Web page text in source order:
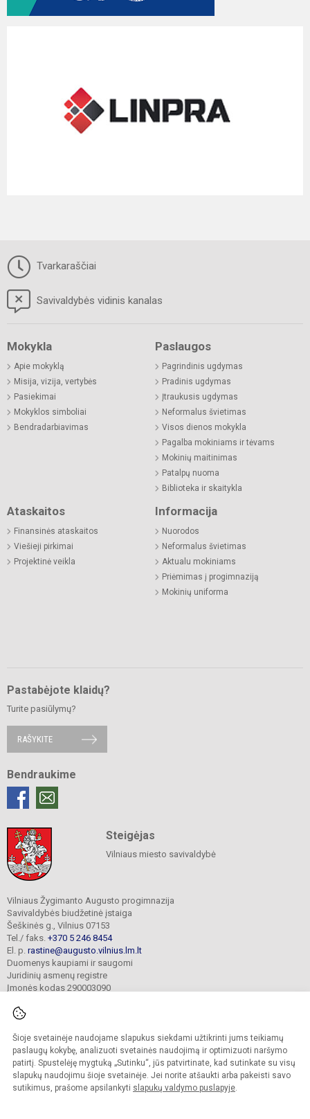
Šioje svetainėje naudojame slapukus siekdami užtikrinti jums teikiamų
paslaugų kokybę, analizuoti svetainės naudojimą ir optimizuoti naršymo
patirtį. Spustelėję mygtuką „Sutinku“, jūs patvirtinate, kad sutinkate su visų
slapukų naudojimu šioje svetainėje. Jei norite atšaukti arba pakeisti savo
sutikimus, prašome apsilankyti slapukų valdymo puslapyje.
Tvarkaraščiai
Savivaldybės vidinis kanalas
Mokykla
Apie mokyklą
Misija, vizija, vertybės
Pasiekimai
Mokyklos simboliai
Bendradarbiavimas
Paslaugos
Pagrindinis ugdymas
Pradinis ugdymas
Įtraukusis ugdymas
Neformalus švietimas
Visos dienos mokykla
Pagalba mokiniams ir tėvams
Mokinių maitinimas
Patalpų nuoma
Biblioteka ir skaitykla
Ataskaitos
Finansinės ataskaitos
Viešieji pirkimai
Projektinė veikla
Informacija
Nuorodos
Neformalus švietimas
Aktualu mokiniams
Priėmimas į progimnaziją
Mokinių uniforma
Pastabėjote klaidų?
Turite pasiūlymų?
RAŠYKITE
Bendraukime
Steigėjas
Vilniaus miesto savivaldybė
Vilniaus Žygimanto Augusto progimnazija
Savivaldybės biudžetinė įstaiga
Šeškinės g., Vilnius 07153
Tel./ faks. +370 5 246 8454
El. p. rastine@augusto.vilnius.lm.lt
Duomenys kaupiami ir saugomi
Juridinių asmenų registre
Įmonės kodas 290003090
© 2021. Vilniaus Žygimanto Augusto progimnazija. Visos teisės saugomos.
Kopijuoti turinį be raštiško mokyklos sutikimo griežtai draudžiama.
Versija neįgaliesiems Slapukų valdymas